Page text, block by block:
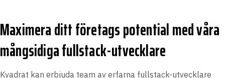
Maximera ditt företags potential med våra
mångsidiga fullstack-utvecklare
Kvadrat kan erbjuda team av erfarna fullstack-utvecklare